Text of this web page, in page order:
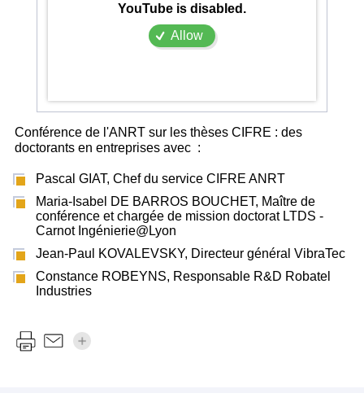
YouTube is disabled.
Allow
Conférence de l'ANRT sur les thèses CIFRE : des
doctorants en entreprises avec :
Pascal GIAT, Chef du service CIFRE ANRT
Maria-Isabel DE BARROS BOUCHET, Maître de
conférence et chargée de mission doctorat LTDS -
Carnot Ingénierie@Lyon
Jean-Paul KOVALEVSKY, Directeur général VibraTec
Constance ROBEYNS, Responsable R&D Robatel
Industries